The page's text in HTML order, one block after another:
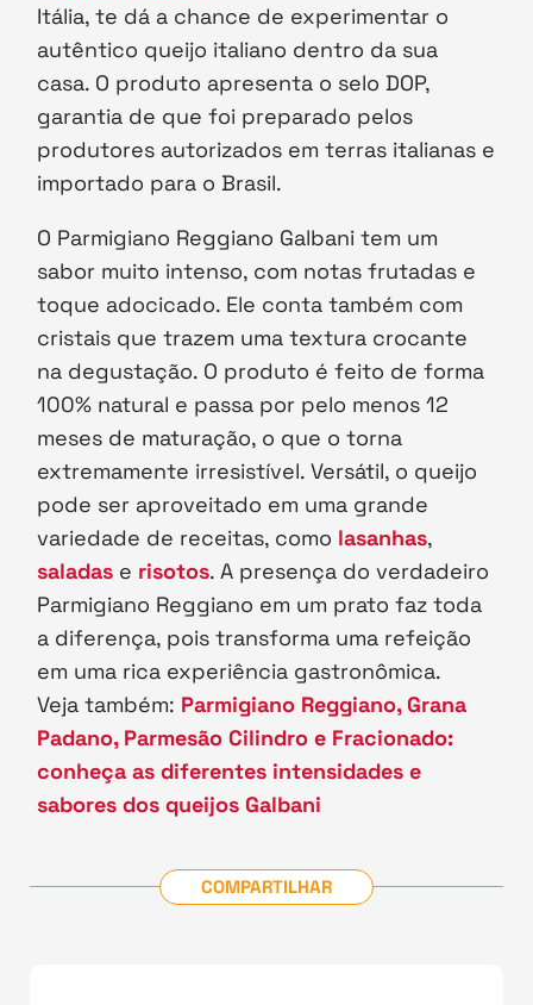
Itália, te dá a chance de experimentar o
autêntico queijo italiano dentro da sua
casa. O produto apresenta o selo DOP,
garantia de que foi preparado pelos
produtores autorizados em terras italianas e
importado para o Brasil.
O Parmigiano Reggiano Galbani tem um
sabor muito intenso, com notas frutadas e
toque adocicado. Ele conta também com
cristais que trazem uma textura crocante
na degustação. O produto é feito de forma
100% natural e passa por pelo menos 12
meses de maturação, o que o torna
extremamente irresistível. Versátil, o queijo
pode ser aproveitado em uma grande
variedade de receitas, como lasanhas,
saladas e risotos. A presença do verdadeiro
Parmigiano Reggiano em um prato faz toda
a diferença, pois transforma uma refeição
em uma rica experiência gastronômica.
Veja também: Parmigiano Reggiano, Grana
Padano, Parmesão Cilindro e Fracionado:
conheça as diferentes intensidades e
sabores dos queijos Galbani
COMPARTILHAR